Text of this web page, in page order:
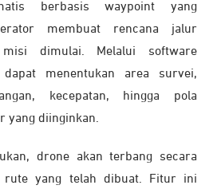
berbasis waypoint yang
membuat rencana jalur
dimulai. Melalui software
dapat menentukan area survei,
kecepatan, hingga pola
yang diinginkan.
drone akan terbang secara
rute yang telah dibuat. Fitur ini